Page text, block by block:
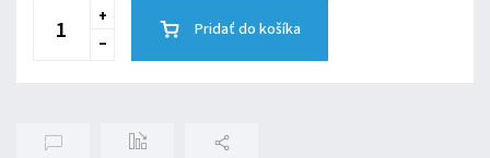
Pridať do košíka